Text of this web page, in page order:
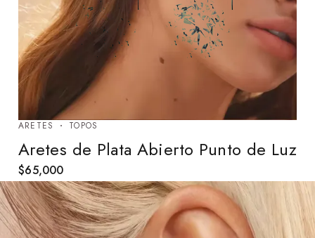
ARETES TOPOS
Aretes de Plata Abierto Punto de Luz
$65,000